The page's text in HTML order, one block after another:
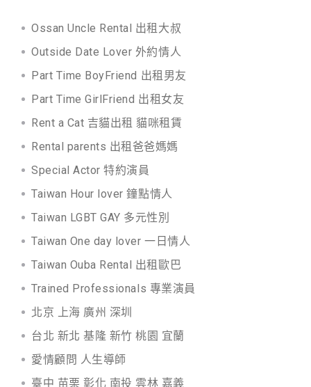
Ossan Uncle Rental 出租大叔
Outside Date Lover 外約情人
Part Time BoyFriend 出租男友
Part Time GirlFriend 出租女友
Rent a Cat 吉貓出租 貓咪租賃
Rental parents 出租爸爸媽媽
Special Actor 特約演員
Taiwan Hour lover 鐘點情人
Taiwan LGBT GAY 多元性別
Taiwan One day lover 一日情人
Taiwan Ouba Rental 出租歐巴
Trained Professionals 專業演員
北京 上海 廣州 深圳
台北 新北 基隆 新竹 桃園 宜蘭
愛情顧問 人生導師
臺中 苗栗 彰化 南投 雲林 嘉義